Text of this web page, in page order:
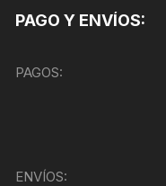
PAGO Y ENVÍOS:
PAGOS:
ENVÍOS: